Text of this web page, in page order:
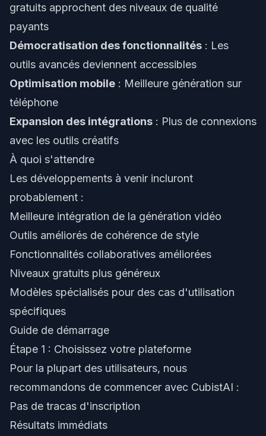
gratuits approchent des niveaux de qualité
payants
Démocratisation des fonctionnalités : Les
outils avancés deviennent accessibles
Optimisation mobile : Meilleure génération sur
téléphone
Expansion des intégrations : Plus de connexions
avec les outils créatifs
À quoi s'attendre
Les développements à venir incluront
probablement :
Meilleure intégration de la génération vidéo
Outils améliorés de cohérence de style
Fonctionnalités collaboratives améliorées
Niveaux gratuits plus généreux
Modèles spécialisés pour des cas d'utilisation
spécifiques
Guide de démarrage
Étape 1 : Choisissez votre plateforme
Pour la plupart des utilisateurs, nous
recommandons de commencer avec CubistAI :
Pas de tracas d'inscription
Résultats immédiats